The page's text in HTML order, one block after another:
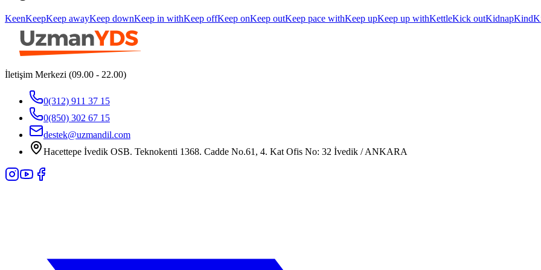
KeenKeepKeep awayKeep downKeep in withKeep offKeep onKeep outKeep pace withKeep upKeep up withKettleKick outKidnapKind
İletişim Merkezi (09.00 - 22.00)
0(312) 911 37 15
0(850) 302 67 15
destek@uzmandil.com
Hacettepe İvedik OSB. Teknokenti 1368. Cadde No.61, 4. Kat Ofis No: 32 İvedik / ANKARA